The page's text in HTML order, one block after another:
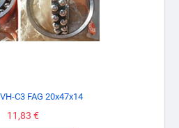
C3 FAG 20x47x14
Prezzo
11,83 €